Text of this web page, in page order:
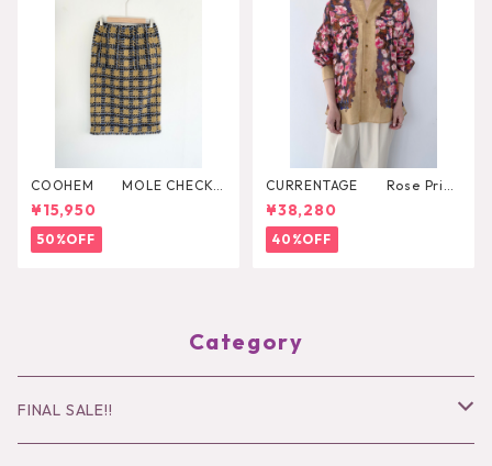
COOHEM MOLE CHECK T
WEED SKIRT
¥15,950
50%OFF
CURRENTAGE Rose Print
Shirt
¥38,280
40%OFF
Category
FINAL SALE!!